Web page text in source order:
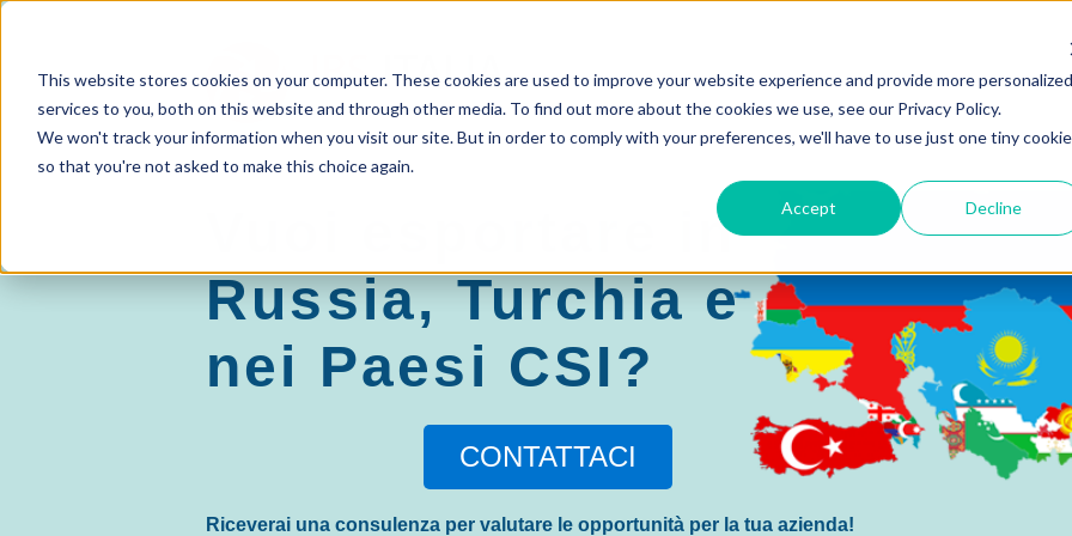
This website stores cookies on your computer. These cookies are used to improve your website experience and provide more personalized
services to you, both on this website and through other media. To find out more about the cookies we use, see our Privacy Policy.
We won't track your information when you visit our site. But in order to comply with your preferences, we'll have to use just one tiny cookie
so that you're not asked to make this choice again.
Accept Decline
Vuoi esportare in
Russia, Turchia e
nei Paesi CSI?
CONTATTACI
Riceverai una consulenza per valutare le opportunità per la tua azienda!